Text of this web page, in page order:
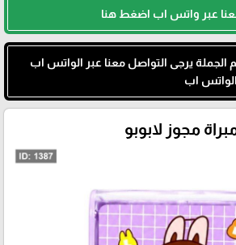
عبر واتس اب اضغط هنا
الجملة يرجى التواصل معنا عبر الواتس اب
اب
مجوز لابوبو